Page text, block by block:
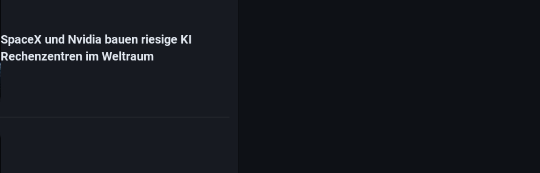
SpaceX und Nvidia bauen riesige KI
Rechenzentren im Weltraum